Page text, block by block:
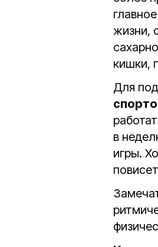
жизни,
кишки,
Для
в
игры.